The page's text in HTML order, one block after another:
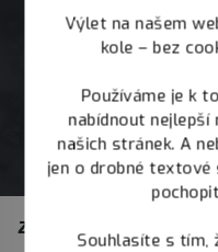
Výlet na našem
kole – bez
Používáme je k
nabídnout nejlepší
našich stránek. A
jen o drobné textové
Souhlasíte s tím,
Zákaznický servis